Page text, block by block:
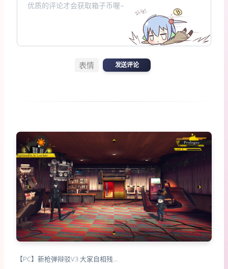
表情 发送评论
【PC】新枪弹辩驳V3 大家自相残…